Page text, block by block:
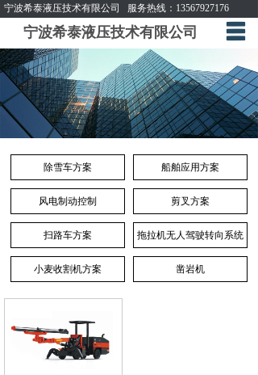
宁波希泰液压技术有限公司 服务热线： 13567927176
宁波希泰液压技术有限公司
网站首页
公司简介
产品方案
生产环境
资讯信息
客户反馈
下载中心
除雪车方案 船舶应用方案
风电制动控制 剪叉方案
扫路车方案 拖拉机无人驾驶转向系统
小麦收割机方案 凿岩机